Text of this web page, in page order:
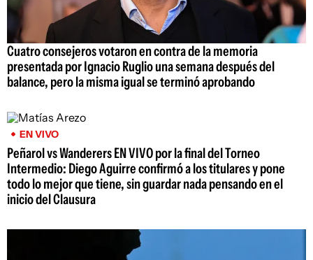
Cuatro consejeros votaron en contra de la memoria
presentada por Ignacio Ruglio una semana después del
balance, pero la misma igual se terminó aprobando
EN VIVO
Peñarol vs Wanderers EN VIVO por la final del Torneo
Intermedio: Diego Aguirre confirmó a los titulares y pone
todo lo mejor que tiene, sin guardar nada pensando en el
inicio del Clausura